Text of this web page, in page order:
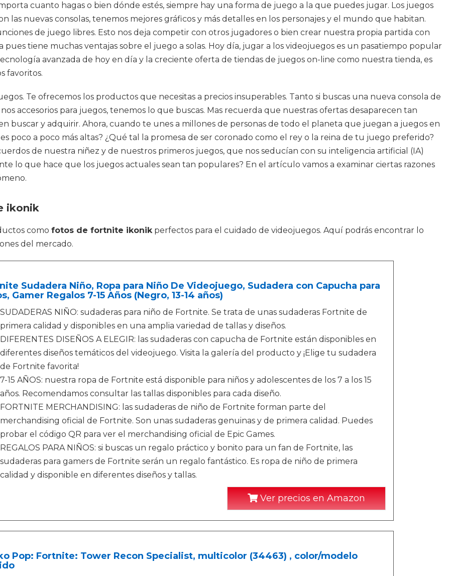
cuanto hagas o bien dónde estés, siempre hay una forma de juego a la que puedes jugar. Los juegos
las nuevas consolas, tenemos mejores gráficos y más detalles en los personajes y el mundo que habitan.
de juego libres. Esto nos deja competir con otros jugadores o bien crear nuestra propia partida con
tiene muchas ventajas sobre el juego a solas. Hoy día, jugar a los videojuegos es un pasatiempo popular
avanzada de hoy en día y la creciente oferta de tiendas de juegos on-line como nuestra tienda, es
favoritos.
Te ofrecemos los productos que necesitas a precios insuperables. Tanto si buscas una nueva consola de
accesorios para juegos, tenemos lo que buscas. Mas recuerda que nuestras ofertas desaparecen tan
buscar y adquirir. Ahora, cuando te unes a millones de personas de todo el planeta que juegan a juegos en
poco a poco más altas? ¿Qué tal la promesa de ser coronado como el rey o la reina de tu juego preferido?
de nuestra niñez y de nuestros primeros juegos, que nos seducían con su inteligencia artificial (IA)
lo que hace que los juegos actuales sean tan populares? En el artículo vamos a examinar ciertas razones
ikonik
como fotos de fortnite ikonikperfectos para el cuidado de videojuegos. Aquí podrás encontrar lo
del mercado.
Sudadera Niño, Ropa para Niño De Videojuego, Sudadera con Capucha para
Gamer Regalos 7-15 Años (Negro, 13-14 años)
SUDADERAS NIÑO: sudaderas para niño de Fortnite. Se trata de unas sudaderas Fortnite de
primera calidad y disponibles en una amplia variedad de tallas y diseños.
DIFERENTES DISEÑOS A ELEGIR: las sudaderas con capucha de Fortnite están disponibles en
diferentes diseños temáticos del videojuego. Visita la galería del producto y ¡Elige tu sudadera
de Fortnite favorita!
7-15 AÑOS: nuestra ropa de Fortnite está disponible para niños y adolescentes de los 7 a los 15
años. Recomendamos consultar las tallas disponibles para cada diseño.
FORTNITE MERCHANDISING: las sudaderas de niño de Fortnite forman parte del
merchandising oficial de Fortnite. Son unas sudaderas genuinas y de primera calidad. Puedes
probar el código QR para ver el merchandising oficial de Epic Games.
REGALOS PARA NIÑOS: si buscas un regalo práctico y bonito para un fan de Fortnite, las
sudaderas para gamers de Fortnite serán un regalo fantástico. Es ropa de niño de primera
calidad y disponible en diferentes diseños y tallas.
Ver precios en Amazon
Pop: Fortnite: Tower Recon Specialist, multicolor (34463) , color/modelo